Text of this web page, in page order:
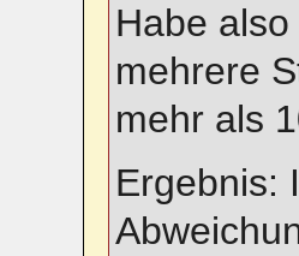
Habe
mehrere
mehr als
Ergebnis: